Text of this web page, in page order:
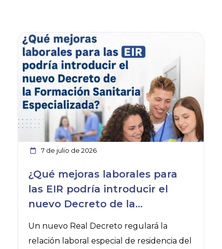
7 de julio de 2026
¿Qué mejoras laborales para
las EIR podría introducir el
nuevo Decreto de la
Un nuevo Real Decreto regulará la
relación laboral especial de residencia del